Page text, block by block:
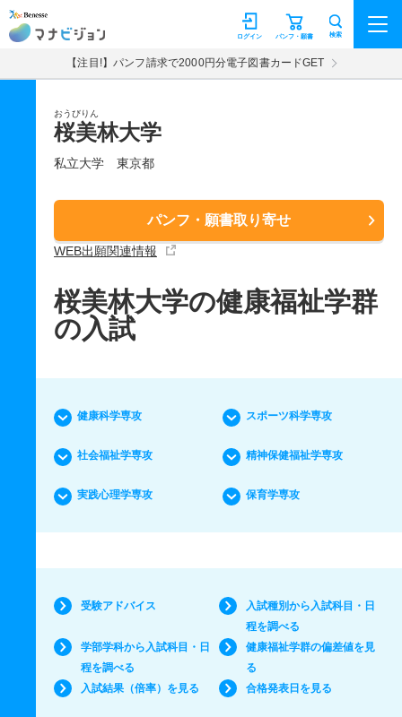
マナビジョン パンフ・願書
ログイン 検索
【注目!】パンフ請求で2000円分電子図書カードGET
おうびりん
桜美林大学
私立大学 東京都
パンフ・願書取り寄せ
WEB出願関連情報
桜美林大学の健康福祉学群
の入試
健康科学専攻 スポーツ科学専攻
社会福祉学専攻 精神保健福祉学専攻
実践心理学専攻 保育学専攻
受験アドバイス
入試種別から入試科目・日
程を調べる
学部学科から入試科目・日
程を調べる
健康福祉学群の偏差値を見
る
入試結果（倍率）を見る
合格発表日を見る